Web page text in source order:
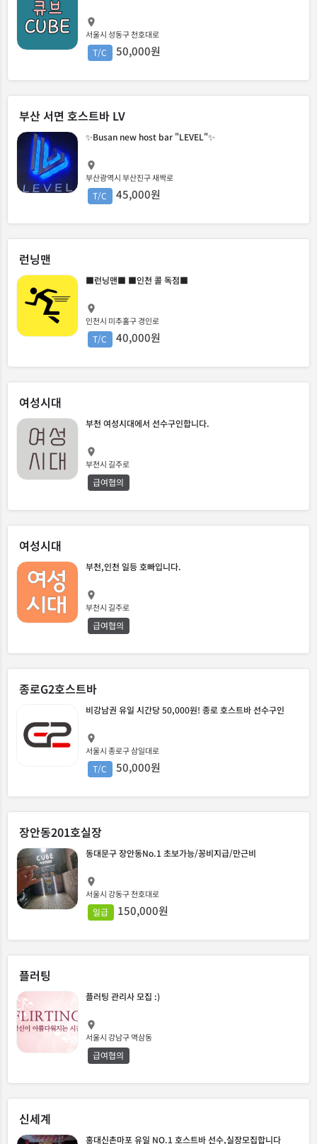
서울시 성동구 천호대로
T/C 50,000원
부산 서면 호스트바 LV
✨Busan new host bar "LEVEL"✨
부산광역시 부산진구 새싹로
T/C 45,000원
런닝맨
■런닝맨■ ■인천 콜 독점■
인천시 미추홀구 경인로
T/C 40,000원
여성시대
부천 여성시대에서 선수구인합니다.
부천시 길주로
급여협의
여성시대
부천,인천 일등 호빠입니다.
부천시 길주로
급여협의
종로G2호스트바
비강남권 유일 시간당 50,000원! 종로 호스트바 선수구인
서울시 종로구 삼일대로
T/C 50,000원
장안동201호실장
동대문구 장안동No.1 초보가능/꽁비지급/만근비
서울시 강동구 천호대로
일급 150,000원
플러팅
플러팅 관리사 모집 :)
서울시 강남구 역삼동
급여협의
신세계
홍대신촌마포 유일 NO.1 호스트바 선수,실장모집합니다